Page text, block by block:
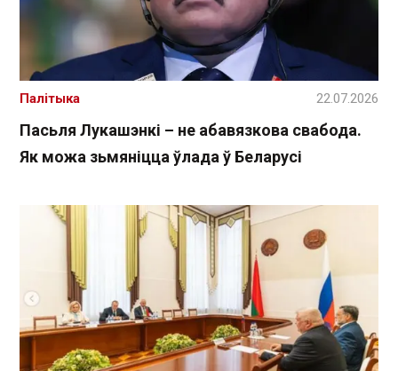
Пасьля Лукашэнкі – не абавязкова свабода.
Як можа зьмяніцца ўлада ў Беларусі
Палітыка 22.07.2026